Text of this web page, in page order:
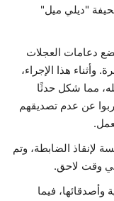
"ديلي ميل"
دعامات العجلات
وأثناء هذا الإجراء،
مما شكل حدثًا
عن عدم تصديقهم
لإنقاذ الضابطة، وتم
في وقت لاحق.
وأصدقائها، فيما